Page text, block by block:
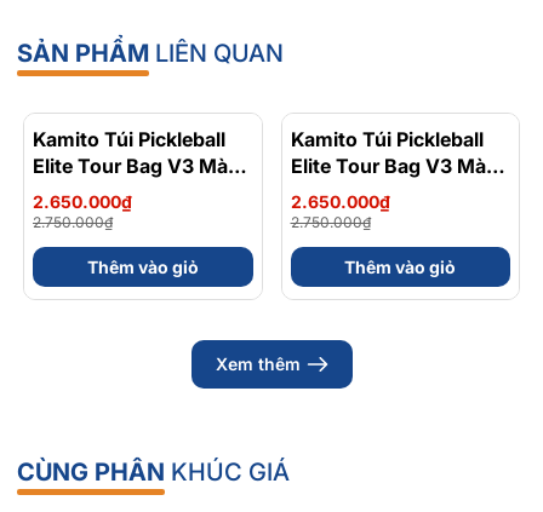
SẢN PHẨM LIÊN QUAN
- 4%
Kamito Túi Pickleball
Elite Tour Bag V3 Màu
Xanh Bạc Hà
2.650.000₫
2.750.000₫
Thêm vào giỏ
- 4%
Kamito Túi Pickleball
Elite Tour Bag V3 Màu
Nâu Đất
2.650.000₫
2.750.000₫
Thêm vào giỏ
Xem thêm
CÙNG PHÂN KHÚC GIÁ